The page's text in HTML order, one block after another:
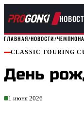
ГЛАВНАЯ/НОВОСТИ/
CLASSIC TOURING
День
1 июня 2026